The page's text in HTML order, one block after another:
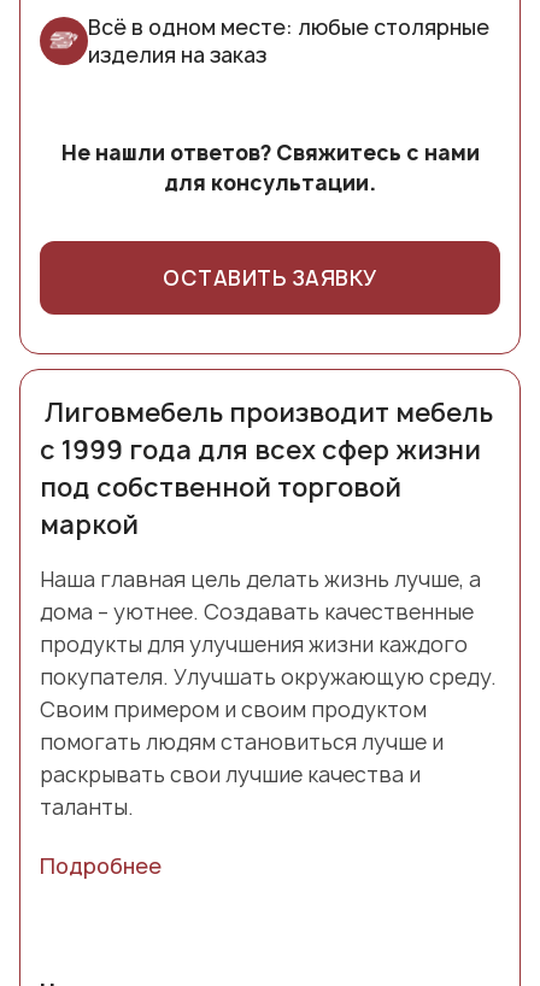
Всё в одном месте: любые столярные
изделия на заказ
Не нашли ответов? Свяжитесь с нами
для консультации.
ОСТАВИТЬ ЗАЯВКУ
Лиговмебель производит мебель
с 1999 года для всех сфер жизни
под собственной торговой
маркой
Наша главная цель делать жизнь лучше, а
дома – уютнее. Создавать качественные
продукты для улучшения жизни каждого
покупателя. Улучшать окружающую среду.
Своим примером и своим продуктом
помогать людям становиться лучше и
раскрывать свои лучшие качества и
таланты.
Подробнее